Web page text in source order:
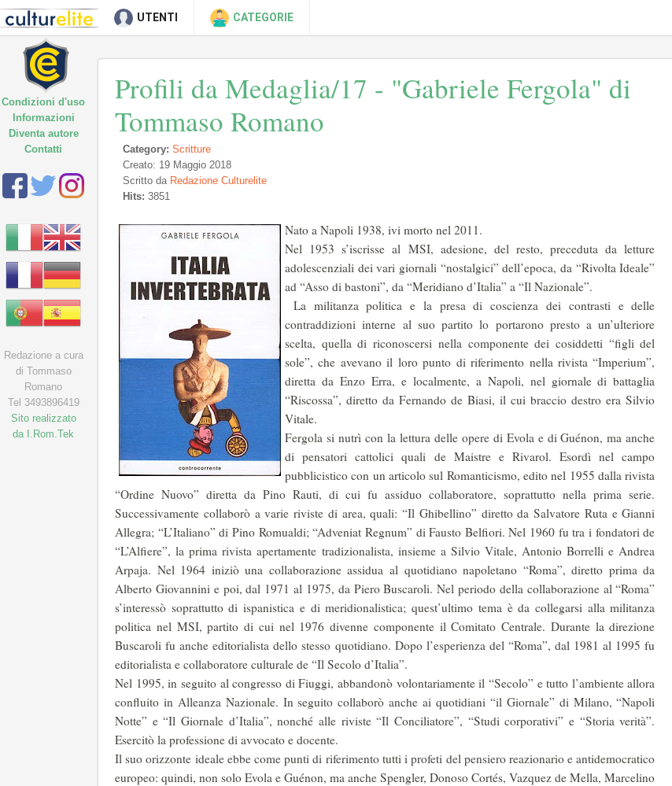
UTENTI CATEGORIE
Profili da Medaglia/17 - "Gabriele Fergola" di
Tommaso Romano
Category: Scritture
Creato: 19 Maggio 2018
Scritto da Redazione Culturelite
Hits: 3851
Nato a Napoli 1938, ivi morto nel 2011.
Nel 1953 s’iscrisse al MSI, adesione, del resto, preceduta da letture
adolescenziali dei vari giornali “nostalgici” dell’epoca, da “Rivolta Ideale”
ad “Asso di bastoni”, da “Meridiano d’Italia” a “Il Nazionale”.
La militanza politica e la presa di coscienza dei contrasti e delle
contraddizioni interne al suo partito lo portarono presto a un’ulteriore
scelta, quella di riconoscersi nella componente dei cosiddetti “figli del
sole”, che avevano il loro punto di riferimento nella rivista “Imperium”,
diretta da Enzo Erra, e localmente, a Napoli, nel giornale di battaglia
“Riscossa”, diretto da Fernando de Biasi, il cui braccio destro era Silvio
Vitale.
Fergola si nutrì con la lettura delle opere di Evola e di Guénon, ma anche
di pensatori cattolici quali de Maistre e Rivarol. Esordì nel campo
pubblicistico con un articolo sul Romanticismo, edito nel 1955 dalla rivista
“Ordine Nuovo” diretta da Pino Rauti, di cui fu assiduo collaboratore, soprattutto nella prima serie.
Successivamente collaborò a varie riviste di area, quali: “Il Ghibellino” diretto da Salvatore Ruta e Gianni
Allegra; “L’Italiano” di Pino Romualdi; “Adveniat Regnum” di Fausto Belfiori. Nel 1960 fu tra i fondatori de
“L’Alfiere”, la prima rivista apertamente tradizionalista, insieme a Silvio Vitale, Antonio Borrelli e Andrea
Arpaja. Nel 1964 iniziò una collaborazione assidua al quotidiano napoletano “Roma”, diretto prima da
Alberto Giovannini e poi, dal 1971 al 1975, da Piero Buscaroli. Nel periodo della collaborazione al “Roma”
s’interessò soprattutto di ispanistica e di meridionalistica; quest’ultimo tema è da collegarsi alla militanza
politica nel MSI, partito di cui nel 1976 divenne componente il Comitato Centrale. Durante la direzione
Buscaroli fu anche editorialista dello stesso quotidiano. Dopo l’esperienza del “Roma”, dal 1981 al 1995 fu
editorialista e collaboratore culturale de “Il Secolo d’Italia”.
Nel 1995, in seguito al congresso di Fiuggi, abbandonò volontariamente il “Secolo” e tutto l’ambiente allora
confluito in Alleanza Nazionale. In seguito collaborò anche ai quotidiani “il Giornale” di Milano, “Napoli
Notte” e “Il Giornale d’Italia”, nonché alle riviste “Il Conciliatore”, “Studi corporativi” e “Storia verità”.
Esercitò la professione di avvocato e docente.
Il suo orizzonte ideale ebbe come punti di riferimento tutti i profeti del pensiero reazionario e antidemocratico
europeo: quindi, non solo Evola e Guénon, ma anche Spengler, Donoso Cortés, Vazquez de Mella, Marcelino
Condizioni d'uso
Informazioni
Diventa autore
Contatti
Redazione a cura
di Tommaso
Romano
Tel 3493896419
Sito realizzato
da I.Rom.Tek